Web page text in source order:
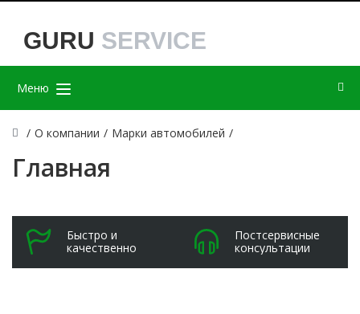
GURU SERVICE
Меню
/ О компании / Марки автомобилей /
Главная
Быстро и
качественно
Постсервисные
консультации